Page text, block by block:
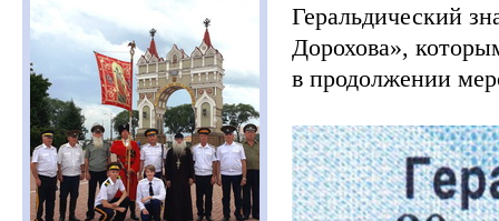
Геральдический
Дорохова»,
в продолжении